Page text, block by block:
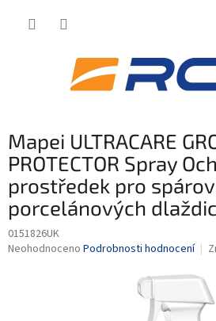
Mapei ULTRACARE
PROTECTOR Spray
prostředek pro
porcelánových
0151826UK
Průměrné
Neohodnoceno Podrobnosti hodnocení